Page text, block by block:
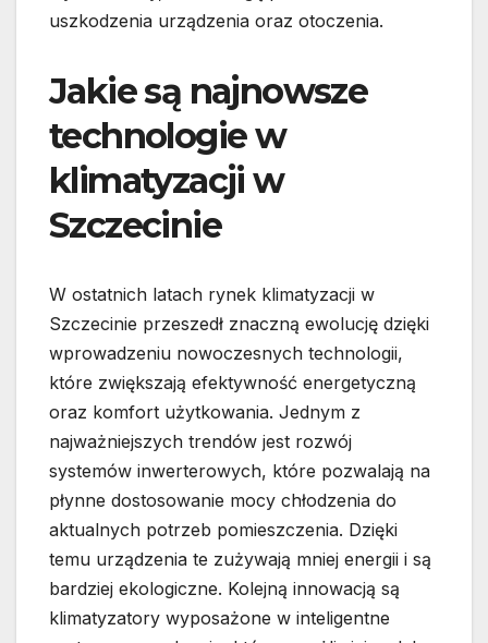
uszkodzenia urządzenia oraz otoczenia.
Jakie są najnowsze
technologie w
klimatyzacji w
Szczecinie
W ostatnich latach rynek klimatyzacji w
Szczecinie przeszedł znaczną ewolucję dzięki
wprowadzeniu nowoczesnych technologii,
które zwiększają efektywność energetyczną
oraz komfort użytkowania. Jednym z
najważniejszych trendów jest rozwój
systemów inwerterowych, które pozwalają na
płynne dostosowanie mocy chłodzenia do
aktualnych potrzeb pomieszczenia. Dzięki
temu urządzenia te zużywają mniej energii i są
bardziej ekologiczne. Kolejną innowacją są
klimatyzatory wyposażone w inteligentne